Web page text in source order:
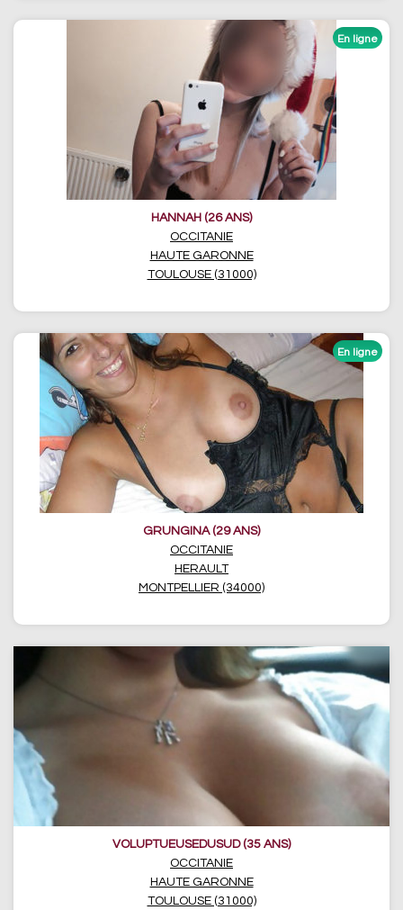
HANNAH (26 ANS)
OCCITANIE
HAUTE GARONNE
TOULOUSE (31000)
GRUNGINA (29 ANS)
OCCITANIE
HERAULT
MONTPELLIER (34000)
VOLUPTUEUSEDUSUD (35 ANS)
OCCITANIE
HAUTE GARONNE
TOULOUSE (31000)